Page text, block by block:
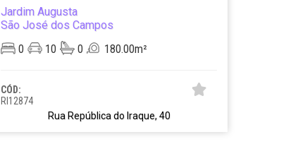
Jardim Augusta
São José dos Campos
0
10 0 180.00m²
CÓD:
RI12874
Rua República do Iraque, 40